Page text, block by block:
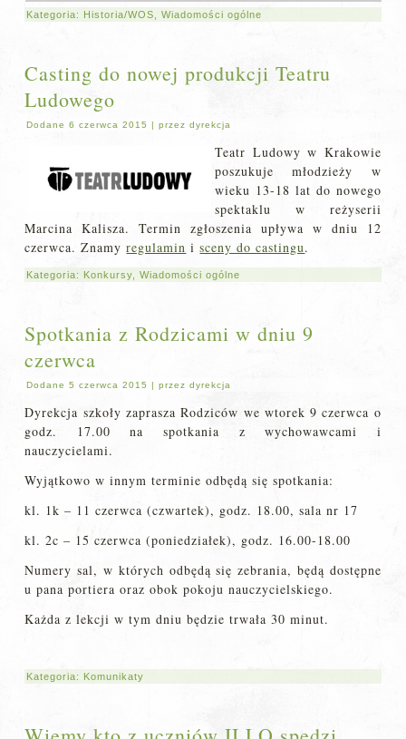
Kategoria: Historia/WOS ,Wiadomości ogólne
Casting do nowej produkcji Teatru
Ludowego
Dodane 6 czerwca 2015 |przez dyrekcja
Teatr Ludowy w Krakowie
poszukuje młodzieży w
wieku 13-18 lat do nowego
spektaklu w reżyserii
Marcina Kalisza. Termin zgłoszenia upływa w dniu 12
czerwca. Znamyregulamin isceny do castingu.
Kategoria: Konkursy ,Wiadomości ogólne
Spotkania z Rodzicami w dniu 9
czerwca
Dodane 5 czerwca 2015 |przez dyrekcja
Dyrekcja szkoły zaprasza Rodziców we wtorek 9 czerwca o
godz. 17.00 na spotkania z wychowawcami i
nauczycielami.
Wyjątkowo w innym terminie odbędą się spotkania:
kl. 1k – 11 czerwca (czwartek), godz. 18.00, sala nr 17
kl. 2c – 15 czerwca (poniedziałek), godz. 16.00-18.00
Numery sal, w których odbędą się zebrania, będą dostępne
u pana portiera oraz obok pokoju nauczycielskiego.
Każda z lekcji w tym dniu będzie trwała 30 minut.
Kategoria: Komunikaty